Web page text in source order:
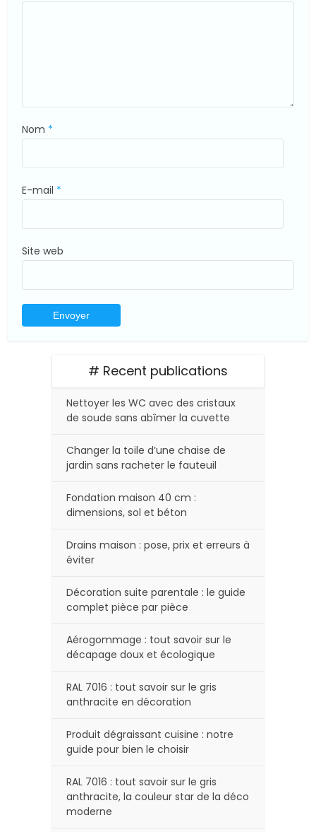
Nom *
E-mail *
Site web
# Recent publications
Nettoyer les WC avec des cristaux
de soude sans abîmer la cuvette
Changer la toile d’une chaise de
jardin sans racheter le fauteuil
Fondation maison 40 cm :
dimensions, sol et béton
Drains maison : pose, prix et erreurs à
éviter
Décoration suite parentale : le guide
complet pièce par pièce
Aérogommage : tout savoir sur le
décapage doux et écologique
RAL 7016 : tout savoir sur le gris
anthracite en décoration
Produit dégraissant cuisine : notre
guide pour bien le choisir
RAL 7016 : tout savoir sur le gris
anthracite, la couleur star de la déco
moderne